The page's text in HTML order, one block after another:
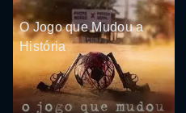
O Jogo que Mudou a
História